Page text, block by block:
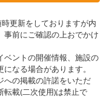
更新をしておりますが内
前にご確認の上おでかけ
ントの開催情報、施設の
なる場合があります。
の掲載の許諾をいただ
転載(二次使用)は禁止で